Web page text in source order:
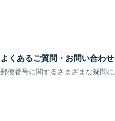
よくあるご質問・お問い合わせ
郵便番号に関するさまざまな疑問に